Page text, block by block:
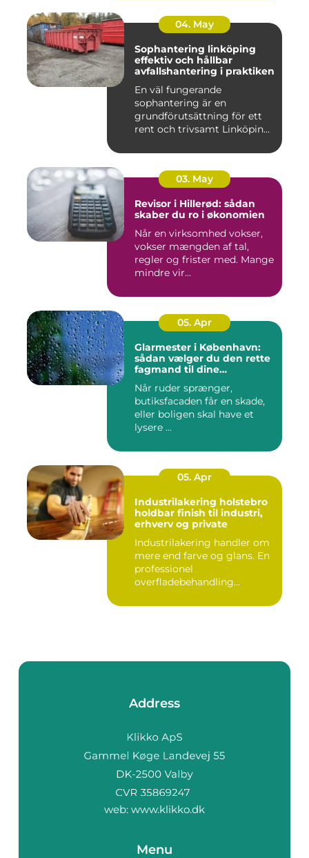
04. May
Sophantering linköping
effektiv och hållbar
avfallshantering i praktiken
En väl fungerande
sophantering är en
grundförutsättning för ett
rent och trivsamt Linköping.
03. May
Revisor i Hillerød: sådan
skaber du ro i økonomien
Når en virksomhed vokser,
vokser mængden af tal,
regler og frister med. Mange
mindre vir...
05. Apr
Glarmester i København:
sådan vælger du den rette
fagmand til dine
Når ruder sprænger,
butiksfacaden får en skade,
eller boligen skal have et
lysere ...
05. Apr
Industrilakering holstebro
holdbar finish til industri,
erhverv og private
Industrilakering handler om
mere end farve og glans. En
professionel
overfladebehandling
Address
web: www.klikko.dk
Menu